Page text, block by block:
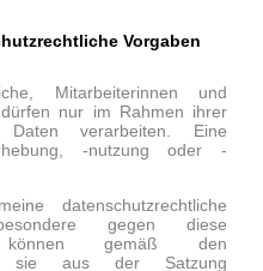
Vorgaben
Mitarbeiterinnen und
nur im Rahmen ihrer
Daten verarbeiten. Eine
-nutzung oder -
datenschutzrechtliche
gegen diese
können gemäß den
sie aus der Satzung